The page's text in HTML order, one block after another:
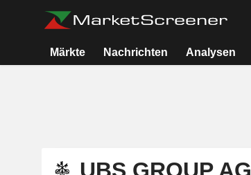
Märkte Nachrichten Analysen